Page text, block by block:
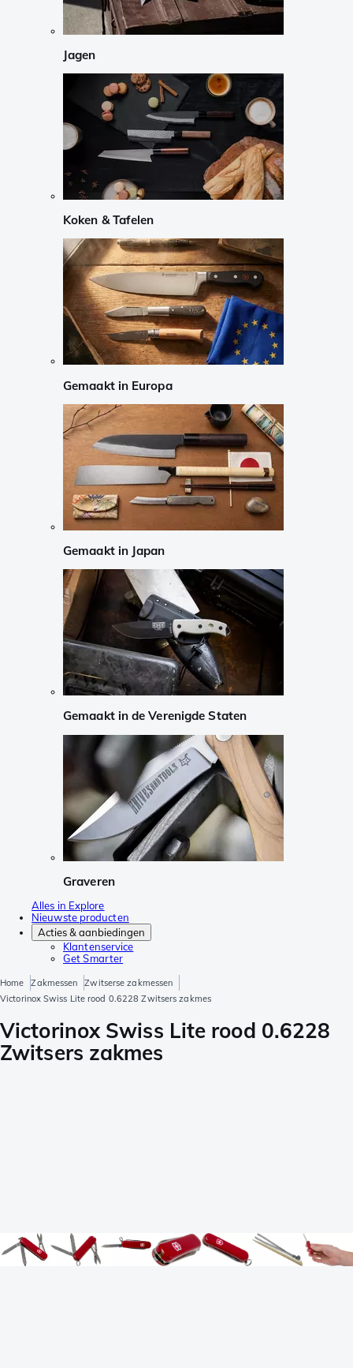
Jagen
Koken & Tafelen
Gemaakt in Europa
Gemaakt in Japan
Gemaakt in de Verenigde Staten
Graveren
Alles in Explore
Nieuwste producten
Acties & aanbiedingen
Klantenservice
Get Smarter
Home Zakmessen
Zwitserse zakmessen
Victorinox Swiss Lite rood 0.6228 Zwitsers zakmes
Victorinox Swiss Lite rood 0.6228
Zwitsers zakmes